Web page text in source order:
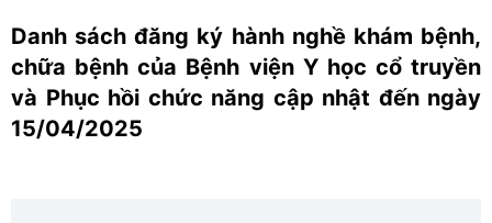
Danh sách đăng ký hành nghề khám bệnh,
chữa bệnh của Bệnh viện Y học cổ truyền
và Phục hồi chức năng cập nhật đến ngày
15/04/2025